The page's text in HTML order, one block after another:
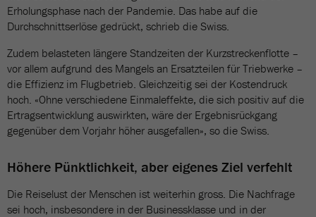
Erholungsphase nach der Pandemie. Das habe auf die
Durchschnittserlöse gedrückt, schrieb die Swiss.
Zudem belasteten längere Standzeiten der Kurzstreckenflotte –
vor allem aufgrund des Mangels an Ersatzteilen für Triebwerke –
die Effizienz im Flugbetrieb. Gleichzeitig sei der Kostendruck
hoch. «Ohne verschiedene Einmaleffekte, die sich positiv auf die
Ertragsentwicklung auswirkten, wäre der Ergebnisrückgang
gegenüber dem Vorjahr höher ausgefallen», so die Swiss.
Höhere Pünktlichkeit, aber eigenes Ziel verfehlt
Die Reiselust der Menschen ist weiterhin gross. Die Nachfrage
sei hoch, insbesondere in der Businessklasse und in der